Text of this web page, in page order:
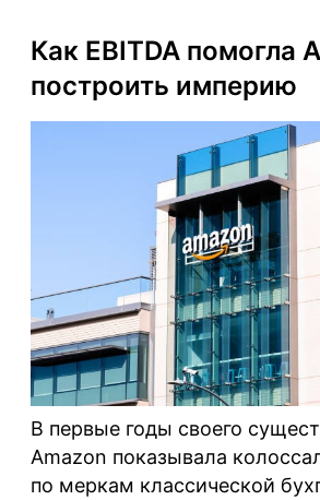
Как EBITDA помогла
построить империю
В первые годы своего
Amazon показывала
по меркам классической